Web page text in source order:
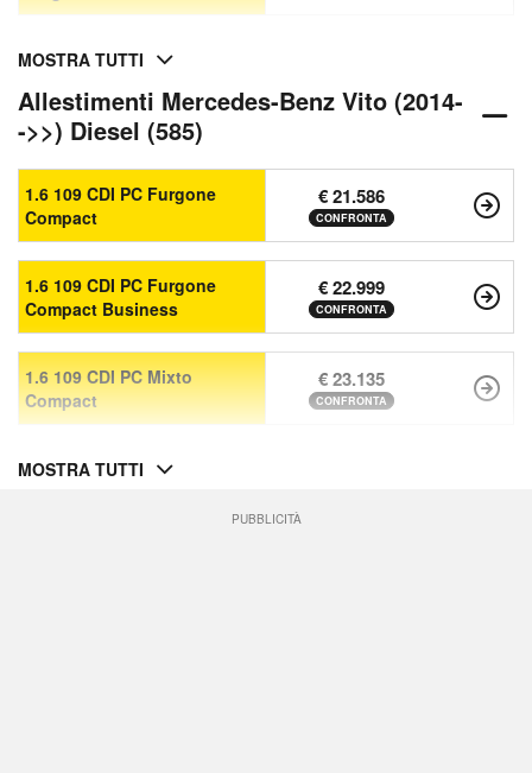
MOSTRA TUTTI
Allestimenti Mercedes-Benz Vito (2014-
->>) Diesel (585)
1.6 109 CDI PC Furgone
Compact
€ 21.586
CONFRONTA
1.6 109 CDI PC Furgone
Compact Business
€ 22.999
CONFRONTA
1.6 109 CDI PC Mixto
Compact
€ 23.135
CONFRONTA
MOSTRA TUTTI
PUBBLICITÀ